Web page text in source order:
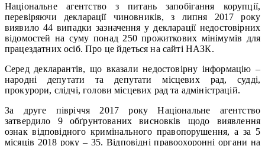
Національне агентство з питань запобігання корупції,
перевіряючи декларації чиновників, з липня 2017 року
виявило 44 випадки зазначення у декларації недостовірних
відомостей на суму понад 250 прожиткових мінімумів для
працездатних осіб. Про це йдеться на сайті НАЗК.
Серед декларантів, що вказали недостовірну інформацію –
народні депутати та депутати місцевих рад, судді,
прокурори, слідчі, голови місцевих рад та адміністрацій.
За друге півріччя 2017 року Національне агентство
затвердило 9 обґрунтованих висновків щодо виявлення
ознак відповідного кримінального правопорушення, а за 5
місяців 2018 року – 35. Відповідні правоохоронні органи на